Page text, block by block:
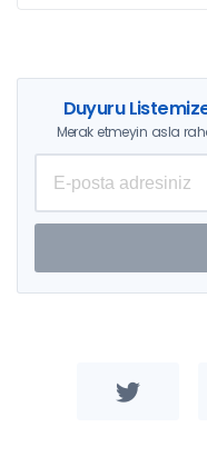
Duyuru
Merak etmeyin asla